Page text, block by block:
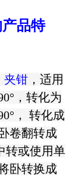
品特
夹钳 ，适用
，转化为
， 转化成
卷翻转成
转或使用单
卧转换成